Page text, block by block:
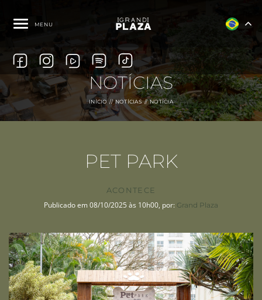
MENU
NOTÍCIAS
INÍCIO NOTÍCIAS NOTÍCIA
PET PARK
ACONTECE
Publicado em 08/10/2025 às 10h00, por: Grand Plaza